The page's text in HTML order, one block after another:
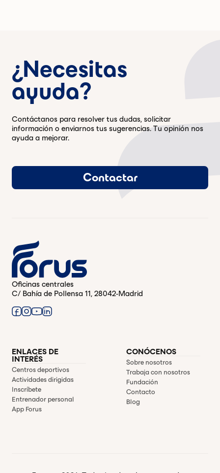
¿Necesitas
ayuda?
Contáctanos para resolver tus dudas, solicitar
información o enviarnos tus sugerencias. Tu opinión nos
ayuda a mejorar.
Contactar
Oficinas centrales
C/ Bahía de Pollensa 11, 28042-Madrid
ENLACES DE
INTERÉS
Centros deportivos
Actividades dirigidas
Inscríbete
Entrenador personal
App Forus
CONÓCENOS
Sobre nosotros
Trabaja con nosotros
Fundación
Contacto
Blog